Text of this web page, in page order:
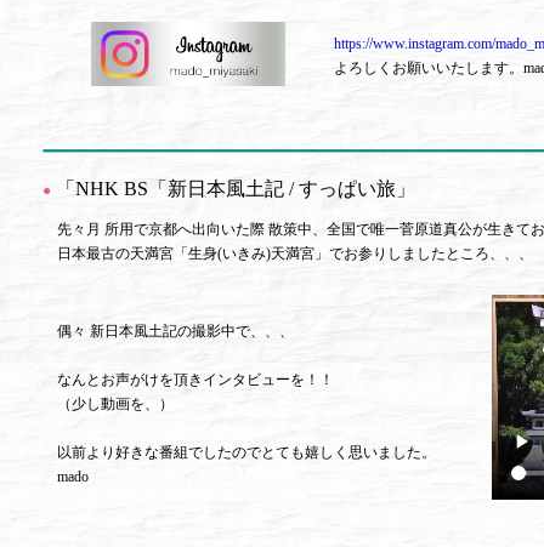
https://www.instagram.com/
よろしくお願いいたします。
● 「 NHK BS「新日本風土記 / すっぱい旅 」
先々月 所用で京都へ出向いた際 散策中、全国で唯一菅原道真公が生きて
日本最古の天満宮「生身(いきみ)天満宮」でお参りしましたところ、、、
偶々 新日本風土記の撮影中で、、、
なんとお声がけを頂きインタビューを！！
（少し動画を、）
以前より好きな番組でしたのでとても嬉しく思いました。
mado